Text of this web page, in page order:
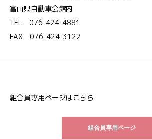
富山県自動車会館内
TEL 076-424-4881
FAX 076-424-3122
組合員専用ページはこちら
組合員専用ページ